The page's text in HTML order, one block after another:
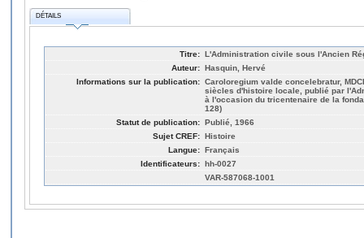
DÉTAILS
Titre: L'Administration civile sous l'Ancien
Auteur: Hasquin, Hervé
Informations sur la publication: Caroloregium valde concelebratur,
siècles d'histoire locale, publié par
à l'occasion du tricentenaire de la
128)
Statut de publication: Publié, 1966
Sujet CREF: Histoire
Langue: Français
Identificateurs: hh-0027
VAR-587068-1001